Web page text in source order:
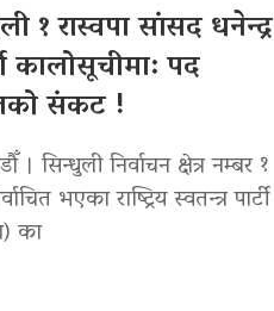
१ रास्वपा सांसद धनेन्द्र
कालोसूचीमा: पद
संकट !
। सिन्धुली निर्वाचन क्षेत्र नम्बर १
भएका राष्ट्रिय स्वतन्त्र पार्टी
का